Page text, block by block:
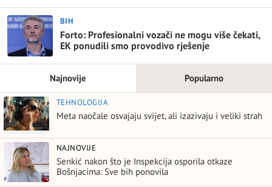
BIH
Forto: Profesionalni vozači ne mogu više čekati,
EK ponudili smo provodivo rješenje
Najnovije Popularno
TEHNOLOGIJA
Meta naočale osvajaju svijet, ali izazivaju i veliki strah
NAJNOVIJE
Senkić nakon što je Inspekcija osporila otkaze
Bošnjacima: Sve bih ponovila